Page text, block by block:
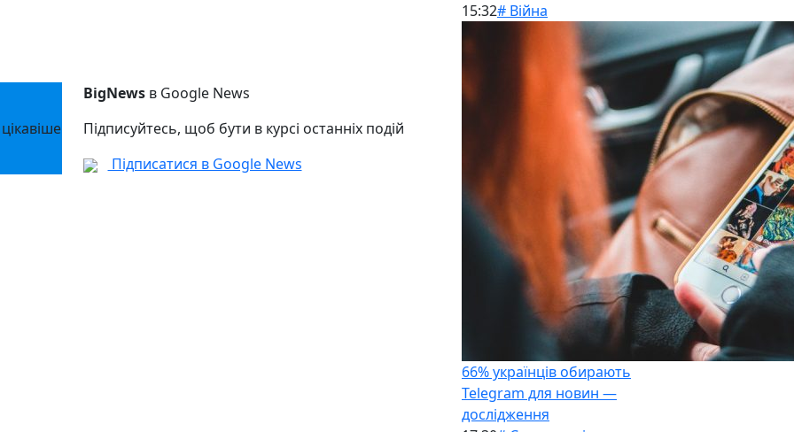
BigNewsв Google News
Підписуйтесь, щоб бути в курсі останніх подій
Підписатися в Google News
15:32# Війна
66% українців обирають
Telegram для новин —
дослідження